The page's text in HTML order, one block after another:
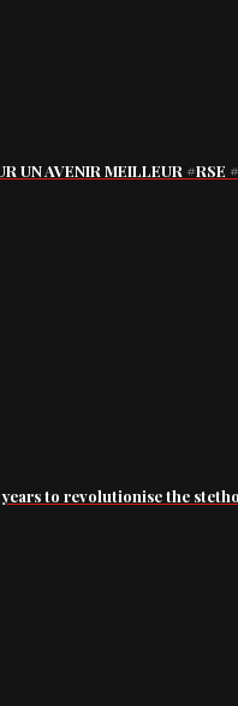
UN AVENIR MEILLEUR
to revolutionise the